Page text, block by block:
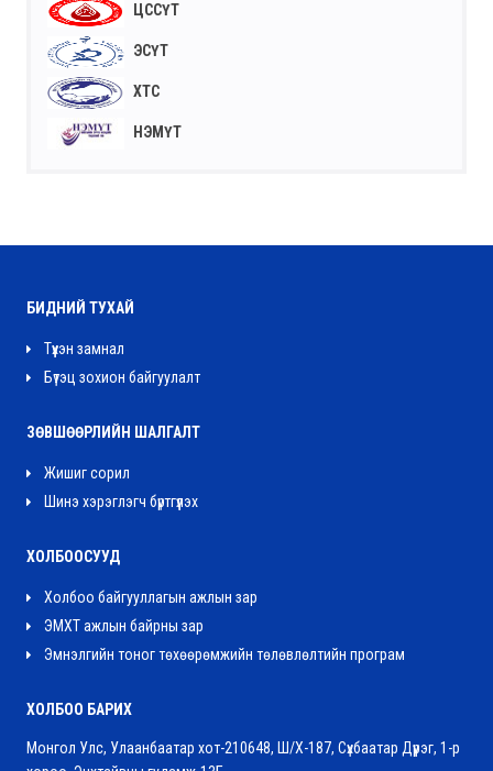
ЦССҮТ
ЭСҮТ
ХТС
НЭМҮТ
БИДНИЙ ТУХАЙ
Түүхэн замнал
Бүтэц зохион байгуулалт
ЗӨВШӨӨРЛИЙН ШАЛГАЛТ
Жишиг сорил
Шинэ хэрэглэгч бүртгүүлэх
ХОЛБООСУУД
Холбоо байгууллагын ажлын зар
ЭМХТ ажлын байрны зар
Эмнэлгийн тоног төхөөрөмжийн төлөвлөлтийн програм
ХОЛБОО БАРИХ
Монгол Улс, Улаанбаатар хот-210648, Ш/Х-187, Сүхбаатар Дүүрэг, 1-р